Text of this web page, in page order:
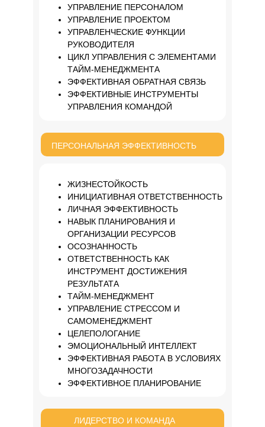
ЛИДЕРСТВО И КОМАНДА
ПЕРСОНАЛЬНАЯ ЭФФЕКТИВНОСТЬ
ЖИЗНЕСТОЙКОСТЬ
ИНИЦИАТИВНАЯ ОТВЕТСТВЕННОСТЬ
ЛИЧНАЯ ЭФФЕКТИВНОСТЬ
НАВЫК ПЛАНИРОВАНИЯ И
ОРГАНИЗАЦИИ РЕСУРСОВ
ОСОЗНАННОСТЬ
ОТВЕТСТВЕННОСТЬ КАК
ИНСТРУМЕНТ ДОСТИЖЕНИЯ
РЕЗУЛЬТАТА
ТАЙМ-МЕНЕДЖМЕНТ
УПРАВЛЕНИЕ СТРЕССОМ И
САМОМЕНЕДЖМЕНТ
ЦЕЛЕПОЛОГАНИЕ
ЭМОЦИОНАЛЬНЫЙ ИНТЕЛЛЕКТ
ЭФФЕКТИВНАЯ РАБОТА В УСЛОВИЯХ
МНОГОЗАДАЧНОСТИ
ЭФФЕКТИВНОЕ ПЛАНИРОВАНИЕ
УПРАВЛЕНИЕ ПЕРСОНАЛОМ
УПРАВЛЕНИЕ ПРОЕКТОМ
УПРАВЛЕНЧЕСКИЕ ФУНКЦИИ
РУКОВОДИТЕЛЯ
ЦИКЛ УПРАВЛЕНИЯ С ЭЛЕМЕНТАМИ
ТАЙМ-МЕНЕДЖМЕНТА
ЭФФЕКТИВНАЯ ОБРАТНАЯ СВЯЗЬ
ЭФФЕКТИВНЫЕ ИНСТРУМЕНТЫ
УПРАВЛЕНИЯ КОМАНДОЙ